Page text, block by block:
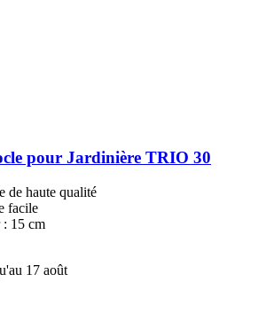
pour Jardinière TRIO 30
de haute qualité
facile
: 15 cm
17 août